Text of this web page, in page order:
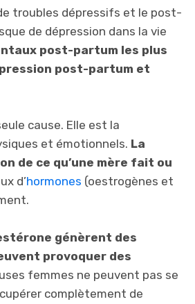
troubles dépressifs et le post-
de dépression dans la vie
post-partum les plus
post-partum et
cause. Elle est la
et émotionnels. La
de ce qu’une mère fait ou
d’hormones (oestrogènes et
génèrent des
provoquer des
femmes ne peuvent pas se
complètement de